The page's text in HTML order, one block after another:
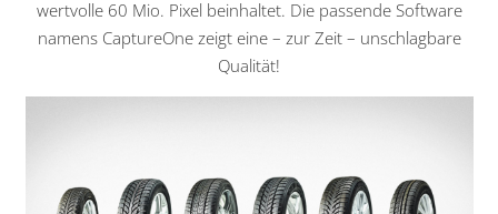
wertvolle 60 Mio. Pixel beinhaltet. Die passende Software
namens CaptureOne zeigt eine – zur Zeit – unschlagbare
Qualität!